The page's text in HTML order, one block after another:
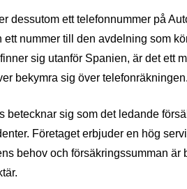
dessutom ett telefonnummer på
ett nummer till den avdelning som
sig utanför Spanien, är det ett
bekymra sig över telefonräkningen.
betecknar sig som det ledande
Företaget erbjuder en hög
behov och försäkringssumman är